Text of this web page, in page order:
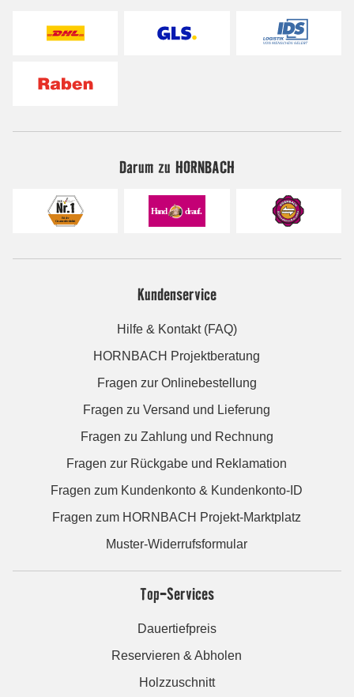
Darum zu HORNBACH
Kundenservice
Hilfe & Kontakt (FAQ)
HORNBACH Projektberatung
Fragen zur Onlinebestellung
Fragen zu Versand und Lieferung
Fragen zu Zahlung und Rechnung
Fragen zur Rückgabe und Reklamation
Fragen zum Kundenkonto & Kundenkonto-ID
Fragen zum HORNBACH Projekt-Marktplatz
Muster-Widerrufsformular
Top-Services
Dauertiefpreis
Reservieren & Abholen
Holzzuschnitt